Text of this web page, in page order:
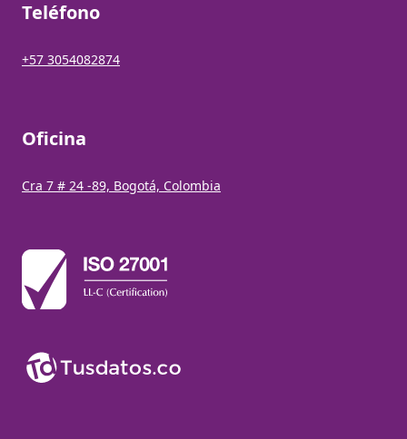
Teléfono
+57 3054082874
Oficina
Cra 7 # 24 -89, Bogotá, Colombia